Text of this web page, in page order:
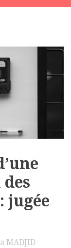
jugée
MADJID